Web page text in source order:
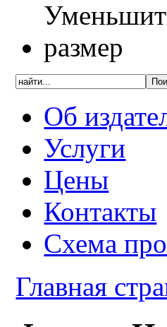
Об
Услуги
Цены
Контакты
Схема
Главная